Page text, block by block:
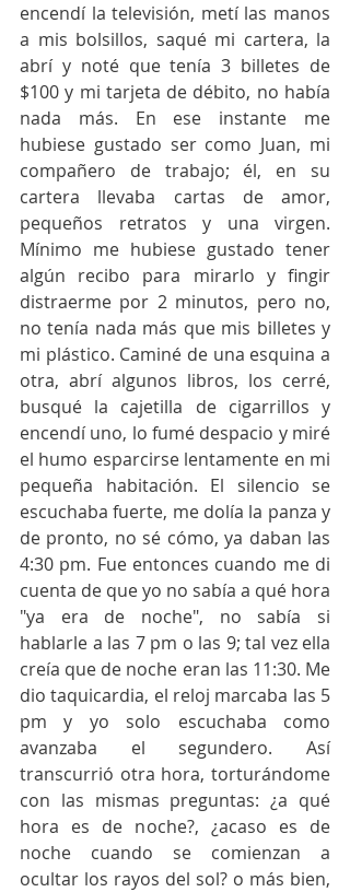
encendí la televisión, metí las manos
a mis bolsillos, saqué mi cartera, la
abrí y noté que tenía 3 billetes de
$100 y mi tarjeta de débito, no había
nada más. En ese instante me
hubiese gustado ser como Juan, mi
compañero de trabajo; él, en su
cartera llevaba cartas de amor,
pequeños retratos y una virgen.
Mínimo me hubiese gustado tener
algún recibo para mirarlo y fingir
distraerme por 2 minutos, pero no,
no tenía nada más que mis billetes y
mi plástico. Caminé de una esquina a
otra, abrí algunos libros, los cerré,
busqué la cajetilla de cigarrillos y
encendí uno, lo fumé despacio y miré
el humo esparcirse lentamente en mi
pequeña habitación. El silencio se
escuchaba fuerte, me dolía la panza y
de pronto, no sé cómo, ya daban las
4:30 pm. Fue entonces cuando me di
cuenta de que yo no sabía a qué hora
"ya era de noche", no sabía si
hablarle a las 7 pm o las 9; tal vez ella
creía que de noche eran las 11:30. Me
dio taquicardia, el reloj marcaba las 5
pm y yo solo escuchaba como
avanzaba el segundero. Así
transcurrió otra hora, torturándome
con las mismas preguntas: ¿a qué
hora es de noche?, ¿acaso es de
noche cuando se comienzan a
ocultar los rayos del sol? o más bien,